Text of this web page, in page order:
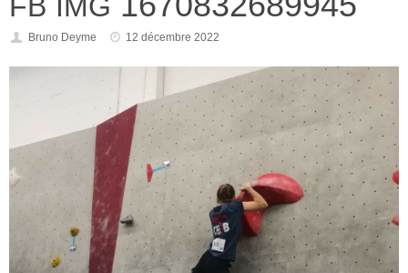
Bruno Deyme 12 décembre 2022